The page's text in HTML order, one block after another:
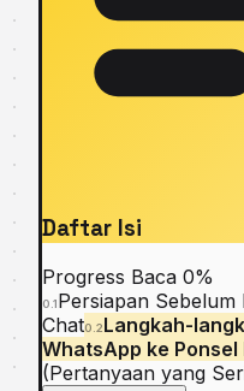
Daftar Isi
Progress Baca 0%
0.1Persiapan Sebelum
Chat0.2Langkah-
WhatsApp ke Ponsel
(Pertanyaan yang